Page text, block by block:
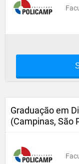
Graduação em
(Campinas, São